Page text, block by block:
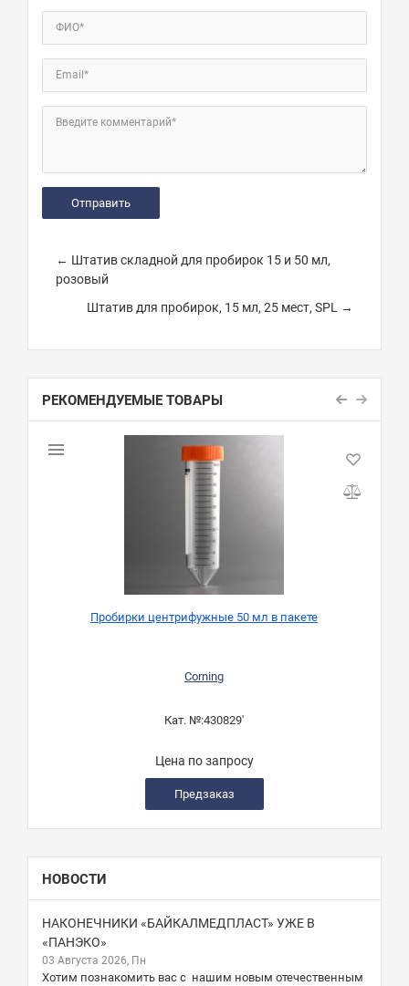
ФИО*
Email*
Введите комментарий*
← Штатив складной для пробирок 15 и 50 мл,
розовый
Штатив для пробирок, 15 мл, 25 мест, SPL →
РЕКОМЕНДУЕМЫЕ ТОВАРЫ
Пробирки центрифужные 50 мл в пакете
Corning
Кат. №:430829'
Цена по запросу
Предзаказ
НОВОСТИ
НАКОНЕЧНИКИ «БАЙКАЛМЕДПЛАСТ» УЖЕ В
«ПАНЭКО»
03 Августа 2026, Пн
Хотим познакомить вас с нашим новым отечественным